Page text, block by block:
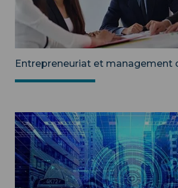
Entrepreneuriat et management